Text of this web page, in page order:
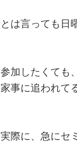
とは言っても日
参加したくても
家事に追われて
実際に、急にセ